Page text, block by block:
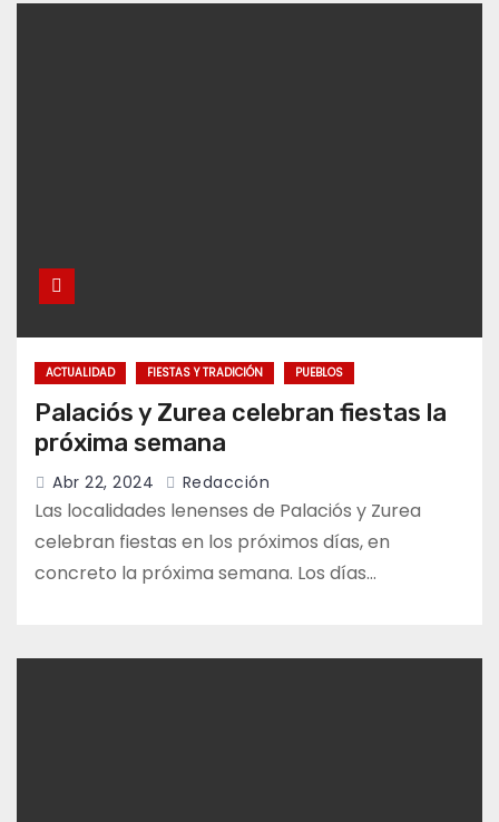
ACTUALIDAD FIESTAS Y TRADICIÓN PUEBLOS
Palaciós y Zurea celebran fiestas la
próxima semana
Abr 22, 2024 Redacción
Las localidades lenenses de Palaciós y Zurea
celebran fiestas en los próximos días, en
concreto la próxima semana. Los días…